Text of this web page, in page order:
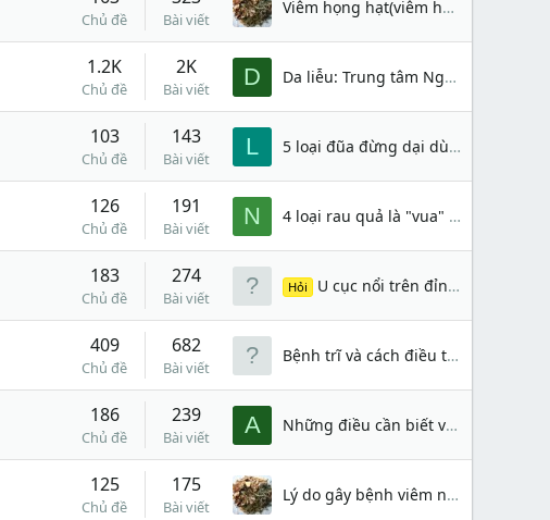
Chủ đề Bài viết
Viêm họng hạt(viêm họng mạn tính).
1.2K
Chủ đề
2K
Bài viết D Da liễu: Trung tâm Nghiên cứu và Ứng dụng Thuốc dân tộc với sứ mệnh chăm sóc và bảo vệ sức khỏe cộng đồng
103
Chủ đề
143
Bài viết L 5 loại đũa đừng dại dùng kẻo rước bệnh cho cả nhà, nhiều người đang sử dụng mỗi ngày?
126
Chủ đề
191
Bài viết N 4 loại rau quả là "vua" thải độc và trẻ hóa: Bạn nên ăn để loại bỏ độc tố ra khỏi cơ thể?
183
Chủ đề
274
Bài viết
Hỏi U cục nổi trên đỉnh đầu, hơi đau đau là bệnh gì?
409
Chủ đề
682
Bài viết
Bệnh trĩ và cách điều trị
186
Chủ đề
239
Bài viết A Những điều cần biết về bệnh viêm gan và số liệu thống kê đáng lo ngại
125
Chủ đề
175
Bài viết
Lý do gây bệnh viêm niệu đạo tại phái mạnh